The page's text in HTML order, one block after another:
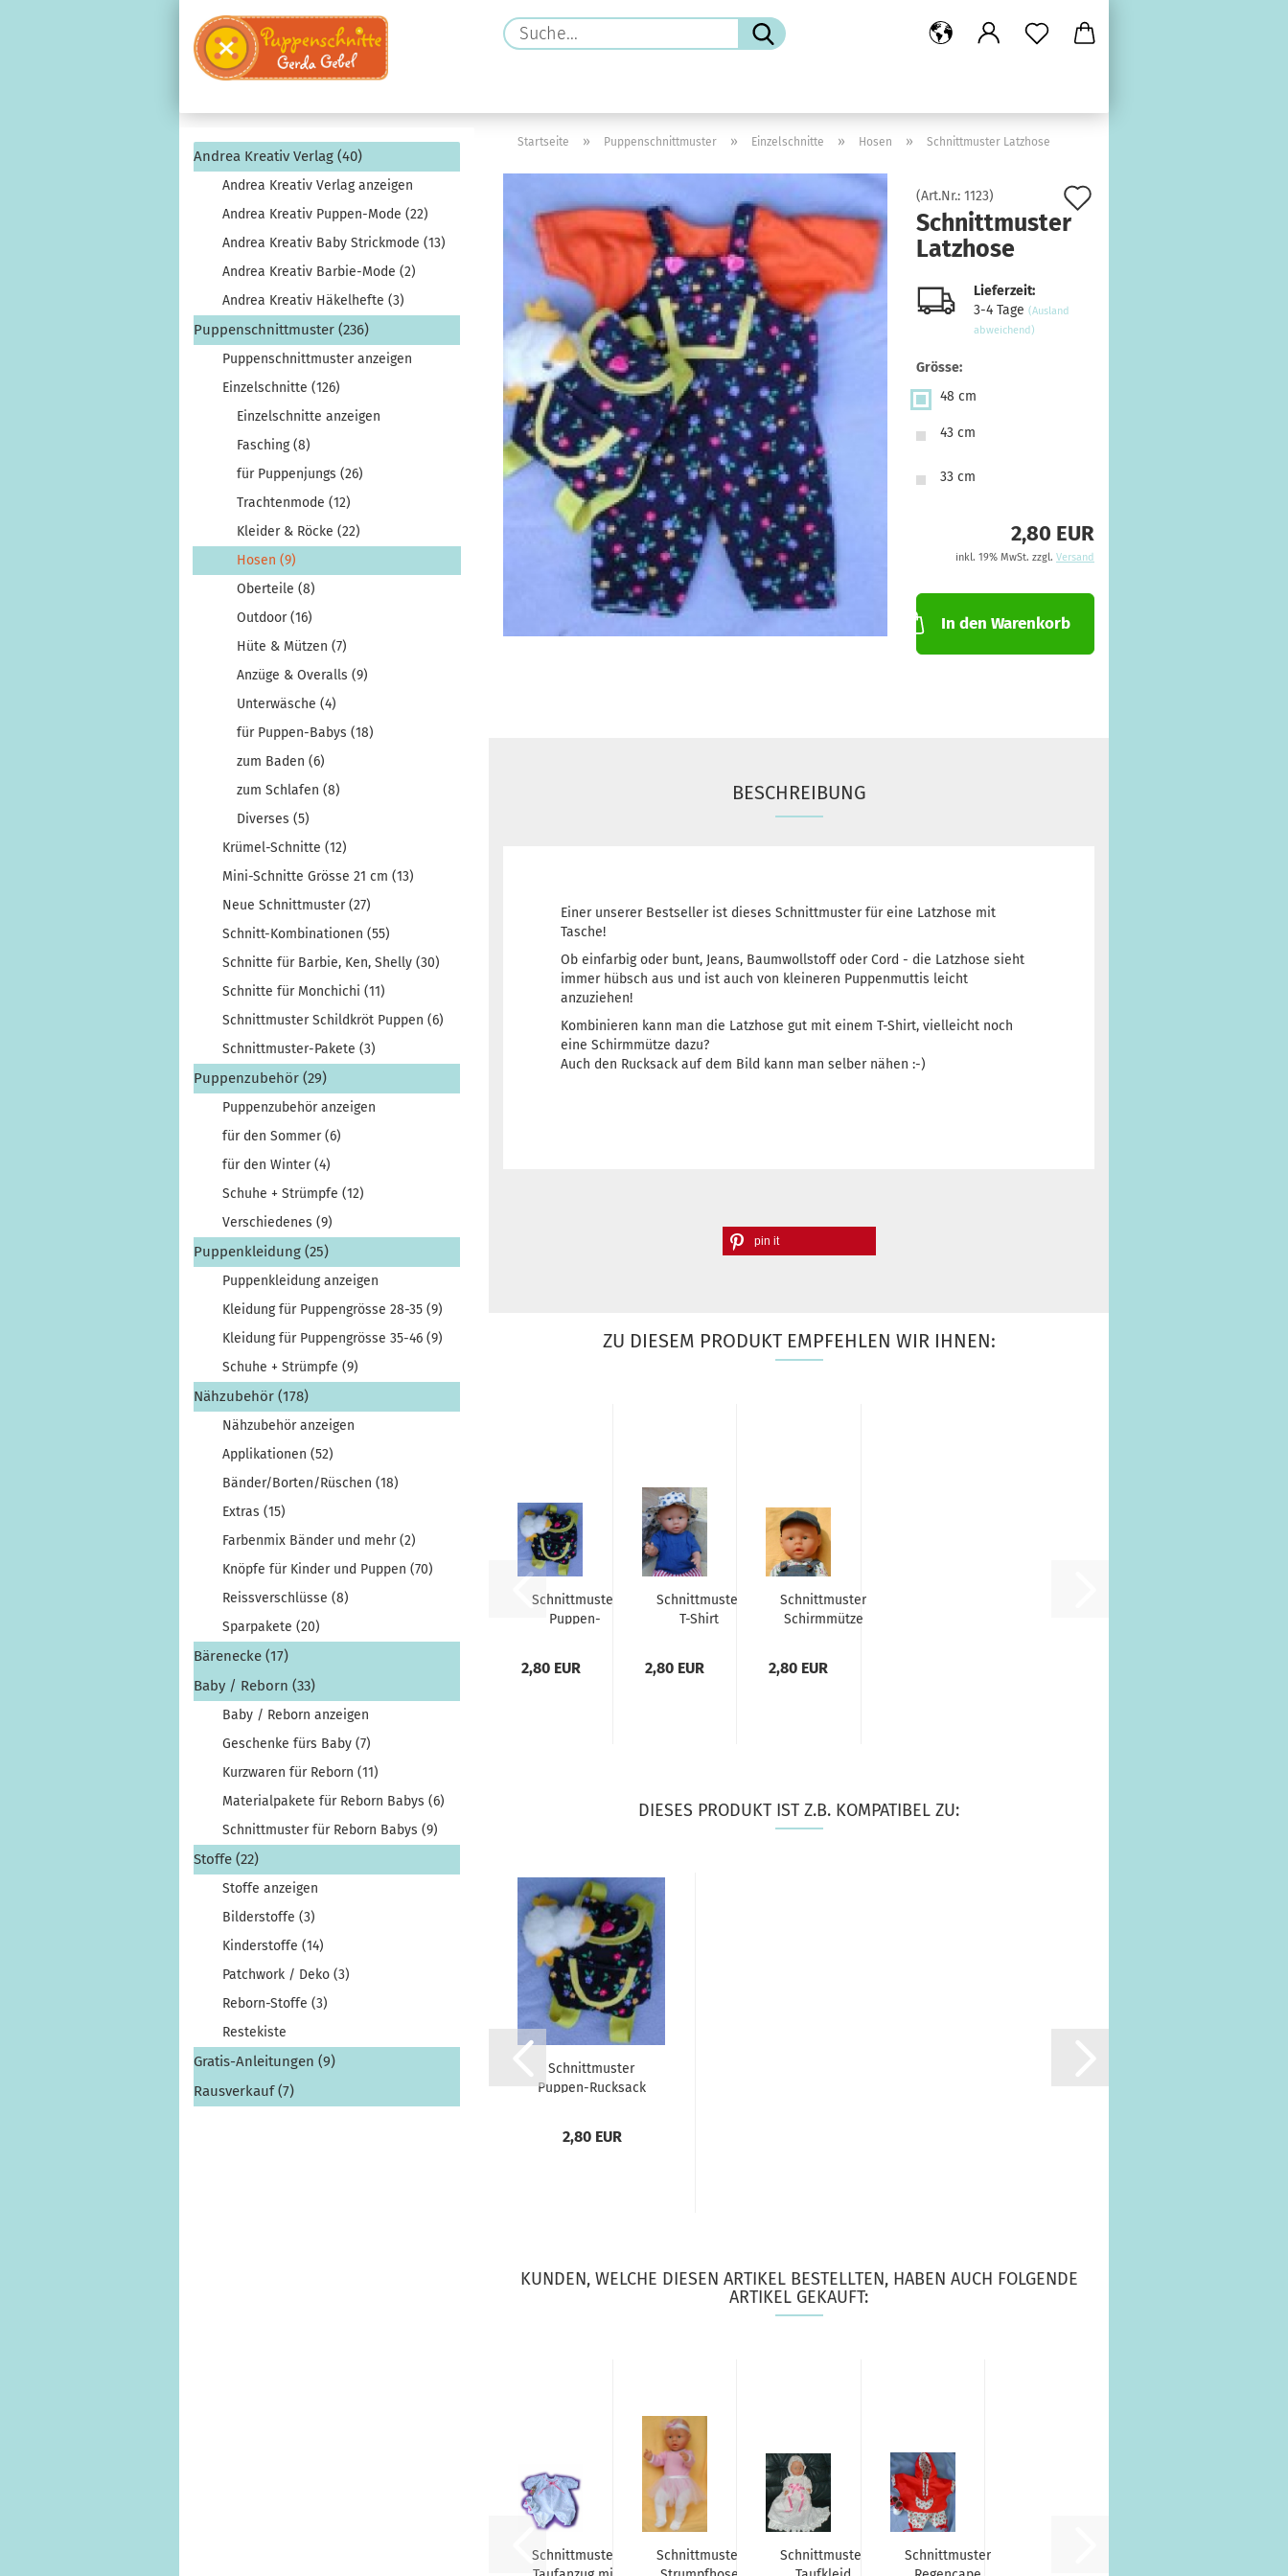
Suche...
Startseite » Puppenschnittmuster » Einzelschnitte » Hosen » Schnittmuster Latzhose
(Art.Nr.:1123)
Schnittmuster
Latzhose
Lieferzeit:
3-4 Tage(Ausland
abweichend)
Grösse:
48 cm
43 cm
33 cm
2,80 EUR
inkl. 19% MwSt. zzgl. Versand
In den Warenkorb
BESCHREIBUNG
Einer unserer Bestseller ist dieses Schnittmuster für eine Latzhose mit
Tasche!
Ob einfarbig oder bunt, Jeans, Baumwollstoff oder Cord - die Latzhose sieht
immer hübsch aus und ist auch von kleineren Puppenmuttis leicht
anzuziehen!
Kombinieren kann man die Latzhose gut mit einem T-Shirt, vielleicht noch
eine Schirmmütze dazu?
Auch den Rucksack auf dem Bild kann man selber nähen :-)
pin it
ZU DIESEM PRODUKT EMPFEHLEN WIR IHNEN:
Schnittmuster
Puppen-
2,80 EUR
Schnittmuster
T-Shirt
2,80 EUR
Schnittmuster
Schirmmütze
2,80 EUR
DIESES PRODUKT IST Z.B. KOMPATIBEL ZU:
Schnittmuster
Puppen-Rucksack
2,80 EUR
KUNDEN, WELCHE DIESEN ARTIKEL BESTELLTEN, HABEN AUCH FOLGENDE
ARTIKEL GEKAUFT:
Schnittmuster
Schnittmuster
Schnittmuster
Schnittmuster
Andrea Kreativ Verlag (40)
Andrea Kreativ Verlag anzeigen
Andrea Kreativ Puppen-Mode (22)
Andrea Kreativ Baby Strickmode (13)
Andrea Kreativ Barbie-Mode (2)
Andrea Kreativ Häkelhefte (3)
Puppenschnittmuster (236)
Puppenschnittmuster anzeigen
Einzelschnitte (126)
Einzelschnitte anzeigen
Fasching (8)
für Puppenjungs (26)
Trachtenmode (12)
Kleider & Röcke (22)
Hosen (9)
Oberteile (8)
Outdoor (16)
Hüte & Mützen (7)
Anzüge & Overalls (9)
Unterwäsche (4)
für Puppen-Babys (18)
zum Baden (6)
zum Schlafen (8)
Diverses (5)
Krümel-Schnitte (12)
Mini-Schnitte Grösse 21 cm (13)
Neue Schnittmuster (27)
Schnitt-Kombinationen (55)
Schnitte für Barbie, Ken, Shelly (30)
Schnitte für Monchichi (11)
Schnittmuster Schildkröt Puppen (6)
Schnittmuster-Pakete (3)
Puppenzubehör (29)
Puppenzubehör anzeigen
für den Sommer (6)
für den Winter (4)
Schuhe + Strümpfe (12)
Verschiedenes (9)
Puppenkleidung (25)
Puppenkleidung anzeigen
Kleidung für Puppengrösse 28-35 (9)
Kleidung für Puppengrösse 35-46 (9)
Schuhe + Strümpfe (9)
Nähzubehör (178)
Nähzubehör anzeigen
Applikationen (52)
Bänder/Borten/Rüschen (18)
Extras (15)
Farbenmix Bänder und mehr (2)
Knöpfe für Kinder und Puppen (70)
Reissverschlüsse (8)
Sparpakete (20)
Bärenecke (17)
Baby / Reborn (33)
Baby / Reborn anzeigen
Geschenke fürs Baby (7)
Kurzwaren für Reborn (11)
Materialpakete für Reborn Babys (6)
Schnittmuster für Reborn Babys (9)
Stoffe (22)
Stoffe anzeigen
Bilderstoffe (3)
Kinderstoffe (14)
Patchwork / Deko (3)
Reborn-Stoffe (3)
Restekiste
Gratis-Anleitungen (9)
Rausverkauf (7)